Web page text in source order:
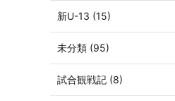
新U-13 (15)
未分類 (95)
試合観戦記 (8)